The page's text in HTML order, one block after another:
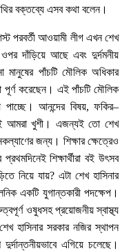
বক্তব্যে এসব কথা বলেন।
পরবর্তী আওয়ামী লীগ এখন শেখ
দাঁড়িয়ে আছে এবং দুর্দমনীয়
মানুষের পাঁচটি মৌলিক অধিকার
পূর্ণ করেছেন। এই পাঁচটি মৌলিক
পাচ্ছে। আনন্দের বিষয়, ফকির–
আমরা খুশী। এজন্যই তো শেখ
জন্য। শিক্ষার ক্ষেত্রেও
শিক্ষার্থীরা বই উৎসব
নিয়ে যায়? এটা শেখ হাসিনার
একটি যুগান্তকারী পদক্ষেপ।
ওষুধসহ প্রয়োজনীয় স্বাস্থ্য
হাসিনার সরকার নজির স্থাপন
এগিয়ে চলেছে।